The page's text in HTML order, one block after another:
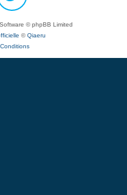
© phpBB Limited
©Qiaeru
Conditions